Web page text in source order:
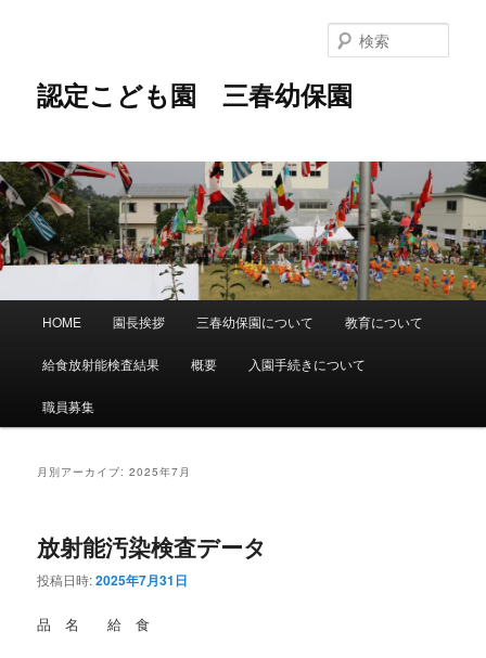
ツ
へ
移
動
へ
移
動
認定こども園 三春幼保園
索
ュ
HOME 園長挨拶 三春幼保園について 教育について
給食放射能検査結果 概要 入園手続きについて
職員募集
月別アーカイブ:2025年7月
放射能汚染検査データ
投稿日時:2025年7月31日
品 名 給 食